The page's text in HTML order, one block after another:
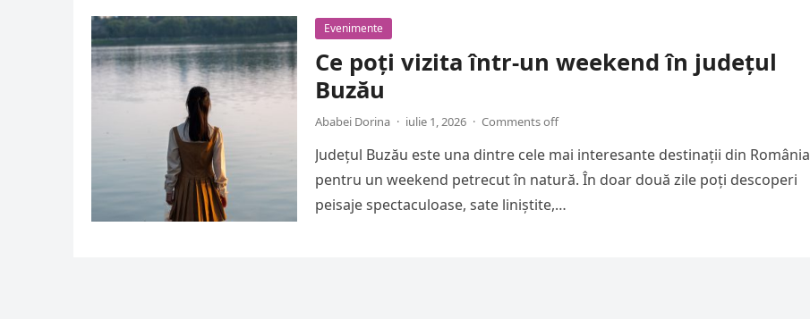
Evenimente
Ce poți vizita într-un weekend în județul
Buzău
Ababei Dorina · iulie 1, 2026 · Comments off
Județul Buzău este una dintre cele mai interesante destinații din România
pentru un weekend petrecut în natură. În doar două zile poți descoperi
peisaje spectaculoase, sate liniștite,…